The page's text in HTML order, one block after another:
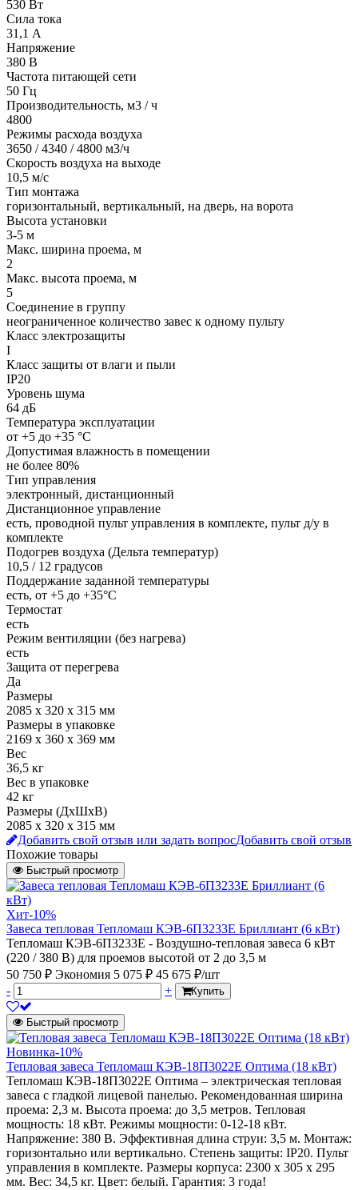
530 Вт
Сила тока
31,1 А
Напряжение
380 В
Частота питающей сети
50 Гц
Производительность, м3 / ч
4800
Режимы расхода воздуха
3650 / 4340 / 4800 м3/ч
Скорость воздуха на выходе
10,5 м/с
Тип монтажа
горизонтальный, вертикальный, на дверь, на ворота
Высота установки
3-5 м
Макс. ширина проема, м
2
Макс. высота проема, м
5
Соединение в группу
неограниченное количество завес к одному пульту
Класс электрозащиты
I
Класс защиты от влаги и пыли
IP20
Уровень шума
64 дБ
Температура эксплуатации
от +5 до +35 °С
Допустимая влажность в помещении
не более 80%
Тип управления
электронный, дистанционный
Дистанционное управление
есть, проводной пульт управления в комплекте, пульт д/у в
комплекте
Подогрев воздуха (Дельта температур)
10,5 / 12 градусов
Поддержание заданной температуры
есть, от +5 до +35°С
Термостат
есть
Режим вентиляции (без нагрева)
есть
Защита от перегрева
Да
Размеры
2085 х 320 х 315 мм
Размеры в упаковке
2169 х 360 х 369 мм
Вес
36,5 кг
Вес в упаковке
42 кг
Размеры (ДхШхВ)
2085 х 320 х 315 мм
Добавить свой отзыв или задать вопросДобавить свой отзыв
Похожие товары
Быстрый просмотр
Хит-10%
Завеса тепловая Тепломаш КЭВ-6П3233Е Бриллиант (6 кВт)
Тепломаш КЭВ-6П3233Е - Воздушно-тепловая завеса 6 кВт
(220 / 380 В) для проемов высотой от 2 до 3,5 м
50 750 ₽ Экономия 5 075 ₽ 45 675 ₽/шт
-
+ Купить
Быстрый просмотр
Новинка-10%
Тепловая завеса Тепломаш КЭВ-18П3022Е Оптима (18 кВт)
Тепломаш КЭВ-18П3022Е Оптима – электрическая тепловая
завеса с гладкой лицевой панелью. Рекомендованная ширина
проема: 2,3 м. Высота проема: до 3,5 метров. Тепловая
мощность: 18 кВт. Режимы мощности: 0-12-18 кВт.
Напряжение: 380 В. Эффективная длина струи: 3,5 м. Монтаж:
горизонтально или вертикально. Степень защиты: IP20. Пульт
управления в комплекте. Размеры корпуса: 2300 х 305 х 295
мм. Вес: 34,5 кг. Цвет: белый. Гарантия: 3 года!